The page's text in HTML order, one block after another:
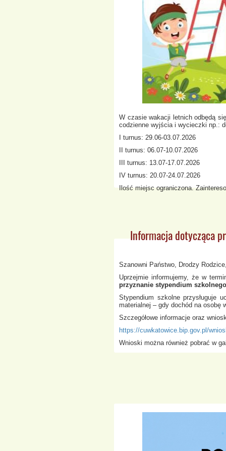
W czasie wakacji letnich odbędą
codzienne wyjścia i wycieczki np.:
I turnus: 29.06-03.07.2026
II turnus: 06.07-10.07.2026
III turnus: 13.07-17.07.2026
IV turnus: 20.07-24.07.2026
Ilość miejsc ograniczona.
Informacja dotycząca
Szanowni Państwo, Drodzy
Uprzejmie informujemy, że w
przyznanie stypendium szkolnego
Stypendium szkolne przysługuje
materialnej – gdy dochód na osobę
Szczegółowe informacje oraz
https://cuwkatowice.bip.gov.pl/
Wnioski można również pobrać w